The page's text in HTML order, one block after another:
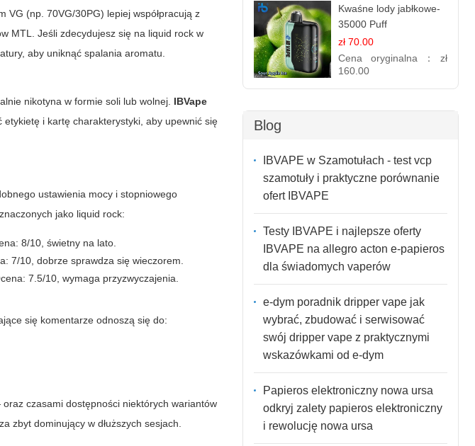
VG (np. 70VG/30PG) lepiej współpracują z
MTL. Jeśli zdecydujesz się na liquid rock w
aby uniknąć spalania aromatu.
nikotyna w formie soli lub wolnej. IBVape
i kartę charakterystyki, aby upewnić się
ustawienia mocy i stopniowego
jako liquid rock:
8/10, świetny na lato.
7/10, dobrze sprawdza się wieczorem.
7.5/10, wymaga przyzwyczajenia.
się komentarze odnoszą się do:
czasami dostępności niektórych wariantów
zbyt dominujący w dłuższych sesjach.
Kwaśne lody jabłkowe-
35000 Puff
elektroniczny papieros
zł 70.00
Cena oryginalna： zł
160.00
Blog
IBVAPE w Szamotułach - test vcp
szamotuły i praktyczne porównanie
ofert IBVAPE
Testy IBVAPE i najlepsze oferty
IBVAPE na allegro acton e-papieros
dla świadomych vaperów
e-dym poradnik dripper vape jak
wybrać, zbudować i serwisować
swój dripper vape z praktycznymi
wskazówkami od e-dym
Papieros elektroniczny nowa ursa
odkryj zalety papieros elektroniczny
i rewolucję nowa ursa